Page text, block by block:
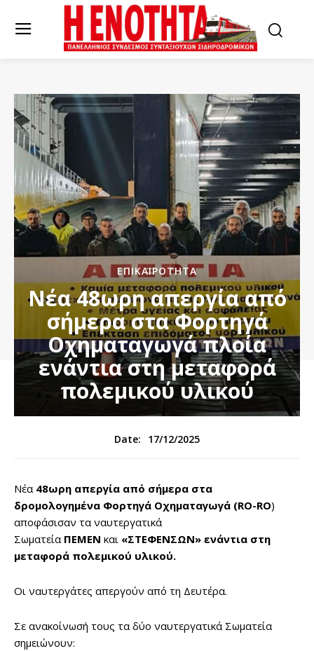
ΕΠΙΚΑΙΡΌΤΗΤΑ
Νέα 48ωρη απεργία από
σήμερα στα Φορτηγά
Οχηματαγωγά πλοία
ενάντια στη μεταφορά
πολεμικού υλικού
Date: 17/12/2025
Νέα 48ωρη απεργία από σήμερα στα
δρομολογημένα Φορτηγά Οχηματαγωγά (RΟ-RΟ)
αποφάσισαν τα ναυτεργατικά
Σωματεία ΠΕΜΕΝ και «ΣΤΕΦΕΝΣΩΝ» ενάντια στη
μεταφορά πολεμικού υλικού.
Οι ναυτεργάτες απεργούν από τη Δευτέρα.
Σε ανακοίνωσή τους τα δύο ναυτεργατικά Σωματεία
σημειώνουν: